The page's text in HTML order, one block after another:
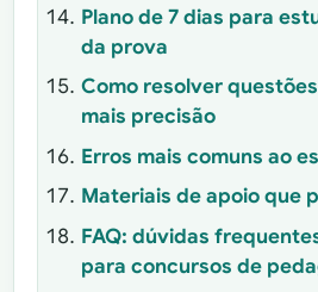
Plano de 7 dias para
da prova
Como resolver
mais precisão
Erros mais comuns ao
Materiais de apoio que
FAQ: dúvidas
para concursos de